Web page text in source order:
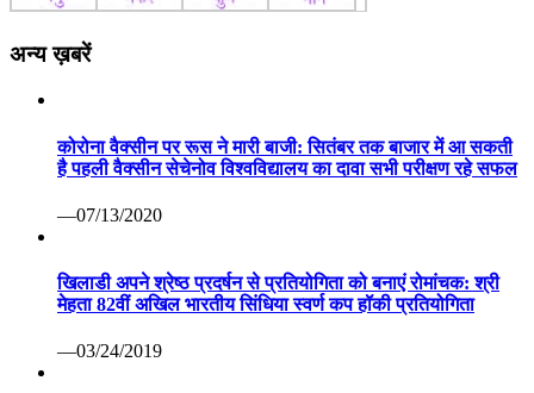
अन्य ख़बरें
कोरोना वैक्सीन पर रूस ने मारी बाजी: सितंबर तक बाजार में आ सकती
है पहली वैक्सीन सेचेनोव विश्वविद्यालय का दावा सभी परीक्षण रहे सफल
—07/13/2020
खिलाडी अपने श्रेष्ठ प्रदर्षन से प्रतियोगिता को बनाएं रोमांचक: श्री
मेहता 82वीं अखिल भारतीय सिंधिया स्वर्ण कप हॉकी प्रतियोगिता
—03/24/2019